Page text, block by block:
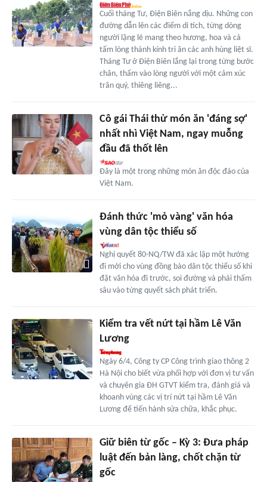
Cuối tháng Tư, Điện Biên nắng dịu. Những con
đường dẫn lên các điểm di tích, từng dòng
người lặng lẽ mang theo hương, hoa và cả
tấm lòng thành kính tri ân các anh hùng liệt sĩ.
Tháng Tư ở Điện Biên lắng lại trong từng bước
chân, thấm vào lòng người với một cảm xúc
trân quý, thiêng liêng...
Cô gái Thái thử món ăn 'đáng sợ'
nhất nhì Việt Nam, ngay muỗng
đầu đã thốt lên
Đây là một trong những món ăn độc đáo của
Việt Nam.
Đánh thức 'mỏ vàng' văn hóa
vùng dân tộc thiểu số
Nghị quyết 80-NQ/TW đã xác lập một hướng
đi mới cho vùng đồng bào dân tộc thiểu số khi
đặt văn hóa đi trước, soi đường và phải thấm
sâu vào từng quyết sách phát triển.
Kiểm tra vết nứt tại hầm Lê Văn
Lương
Ngày 6/4, Công ty CP Công trình giao thông 2
Hà Nội cho biết vừa phối hợp với đơn vị tư vấn
và chuyên gia ĐH GTVT kiểm tra, đánh giá và
khoanh vùng các vị trí nứt tại hầm Lê Văn
Lương để tiến hành sửa chữa, khắc phục.
Giữ biên từ gốc – Kỳ 3: Đưa pháp
luật đến bản làng, chốt chặn từ
gốc